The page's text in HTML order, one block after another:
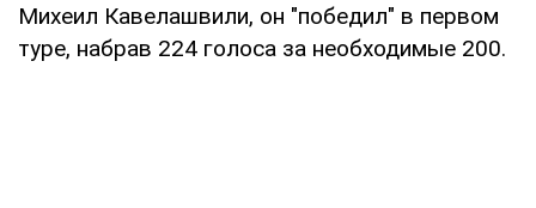
Михеил Кавелашвили, он "победил" в первом
туре, набрав 224 голоса за необходимые 200.